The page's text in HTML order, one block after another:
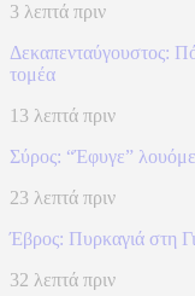
3 λεπτά πριν
Δεκαπενταύγουστος:
τομέα
13 λεπτά πριν
Σύρος: “Έφυγε”
23 λεπτά πριν
Έβρος: Πυρκαγιά στη
32 λεπτά πριν